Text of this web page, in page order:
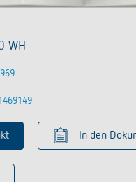
WH
In den